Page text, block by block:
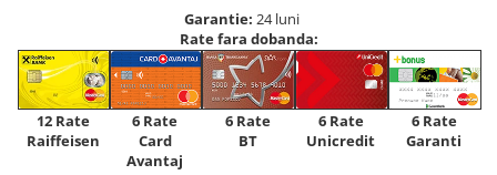
Garantie: 24 luni
Rate fara dobanda:
12 Rate
Raiffeisen
6 Rate
Card
Avantaj
6 Rate
BT
6 Rate
Unicredit
6 Rate
Garanti